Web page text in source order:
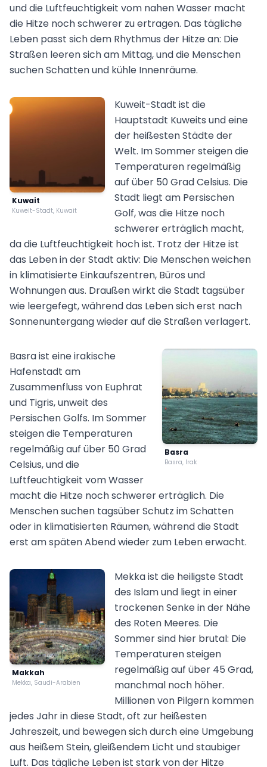
und die Luftfeuchtigkeit vom nahen Wasser macht
die Hitze noch schwerer zu ertragen. Das tägliche
Leben passt sich dem Rhythmus der Hitze an: Die
Straßen leeren sich am Mittag, und die Menschen
suchen Schatten und kühle Innenräume.
Kuwait
Kuweit-Stadt, Kuwait
Kuweit-Stadt ist die
Hauptstadt Kuweits und eine
der heißesten Städte der
Welt. Im Sommer steigen die
Temperaturen regelmäßig
auf über 50 Grad Celsius. Die
Stadt liegt am Persischen
Golf, was die Hitze noch
schwerer erträglich macht,
da die Luftfeuchtigkeit hoch ist. Trotz der Hitze ist
das Leben in der Stadt aktiv: Die Menschen weichen
in klimatisierte Einkaufszentren, Büros und
Wohnungen aus. Draußen wirkt die Stadt tagsüber
wie leergefegt, während das Leben sich erst nach
Sonnenuntergang wieder auf die Straßen verlagert.
Basra
Basra, Irak
Basra ist eine irakische
Hafenstadt am
Zusammenfluss von Euphrat
und Tigris, unweit des
Persischen Golfs. Im Sommer
steigen die Temperaturen
regelmäßig auf über 50 Grad
Celsius, und die
Luftfeuchtigkeit vom Wasser
macht die Hitze noch schwerer erträglich. Die
Menschen suchen tagsüber Schutz im Schatten
oder in klimatisierten Räumen, während die Stadt
erst am späten Abend wieder zum Leben erwacht.
Makkah
Mekka, Saudi-Arabien
Mekka ist die heiligste Stadt
des Islam und liegt in einer
trockenen Senke in der Nähe
des Roten Meeres. Die
Sommer sind hier brutal: Die
Temperaturen steigen
regelmäßig auf über 45 Grad,
manchmal noch höher.
Millionen von Pilgern kommen
jedes Jahr in diese Stadt, oft zur heißesten
Jahreszeit, und bewegen sich durch eine Umgebung
aus heißem Stein, gleißendem Licht und staubiger
Luft. Das tägliche Leben ist stark von der Hitze